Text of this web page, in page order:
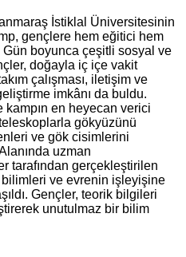
İstiklal Üniversitesinin
gençlere hem eğitici hem
boyunca çeşitli sosyal ve
doğayla iç içe vakit
çalışması, iletişim ve
imkânı da buldu.
kampın en heyecan verici
teleskoplarla gökyüzünü
ve gök cisimlerini
uzman
tarafından gerçekleştirilen
ve evrenin işleyişine
Gençler, teorik bilgileri
unutulmaz bir bilim